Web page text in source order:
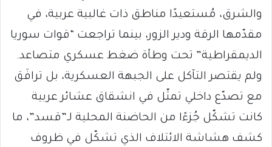
والشرق، مُستعيدًا مناطق ذات غالبية عربية، في
مقدّمها الرقة ودير الزور، بينما تراجعت “قوات سوريا
الديمقراطية” تحت وطأة ضغط عسكري متصاعد.
ولم يقتصر التآكل على الجبهة العسكرية، بل ترافَق
مع تصدّع داخلي تمثّل في انشقاق عشائر عربية
كانت تشكّل جُزءًا من الحاضنة المحلية لـ”قسد”، ما
كشف هشاشة الائتلاف الذي تشكّل في ظروف